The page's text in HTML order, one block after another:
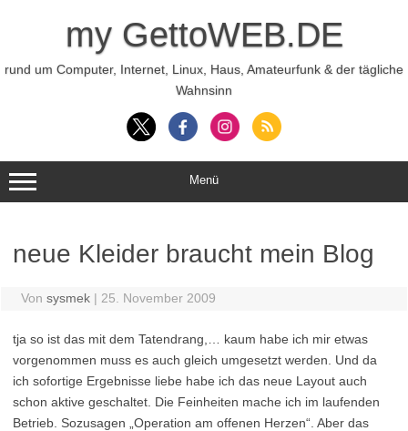
my GettoWEB.DE
rund um Computer, Internet, Linux, Haus, Amateurfunk & der tägliche
Wahnsinn
Menü
neue Kleider braucht mein Blog
Von sysmek | 25. November 2009
tja so ist das mit dem Tatendrang,… kaum habe ich mir etwas
vorgenommen muss es auch gleich umgesetzt werden. Und da
ich sofortige Ergebnisse liebe habe ich das neue Layout auch
schon aktive geschaltet. Die Feinheiten mache ich im laufenden
Betrieb. Sozusagen „Operation am offenen Herzen“. Aber das